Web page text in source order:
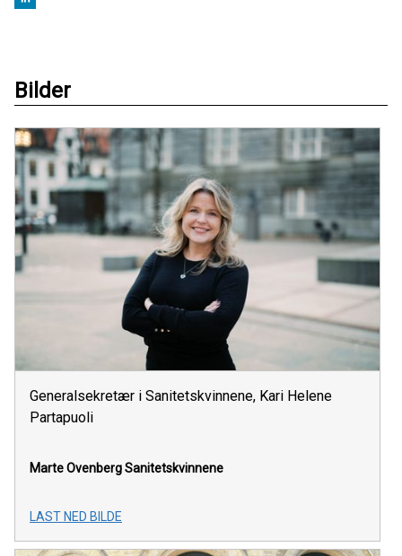
Bilder
Generalsekretær i Sanitetskvinnene, Kari Helene
Partapuoli
Marte OvenbergSanitetskvinnene
LAST NED BILDE